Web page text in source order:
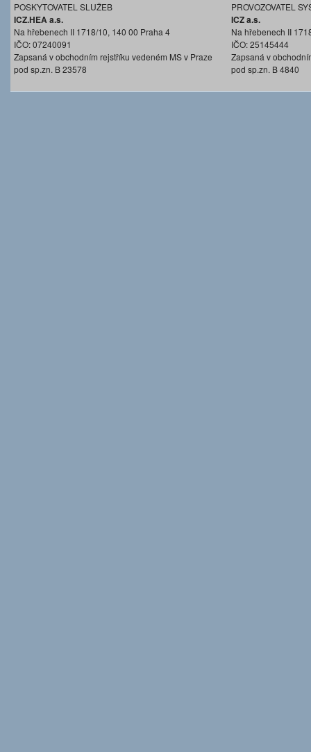
POSKYTOVATEL SLUŽEB
ICZ.HEA a.s.
Na hřebenech II 1718/10, 140 00 Praha 4
IČO: 07240091
Zapsaná v obchodním rejstříku vedeném MS v Praze
pod sp.zn. B 23578
PROVOZOVATEL
ICZ a.s.
Na hřebenech II
IČO: 25145444
Zapsaná v
pod sp.zn. B 4840